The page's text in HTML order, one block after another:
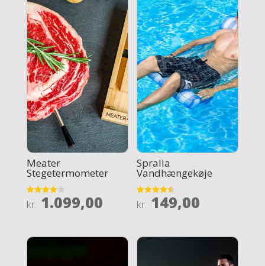
Meater
Stegetermometer
Rated
4.1
kr. 1.099,00
Spralla
Vandhængekøje
Rated
4.5
kr. 149,00